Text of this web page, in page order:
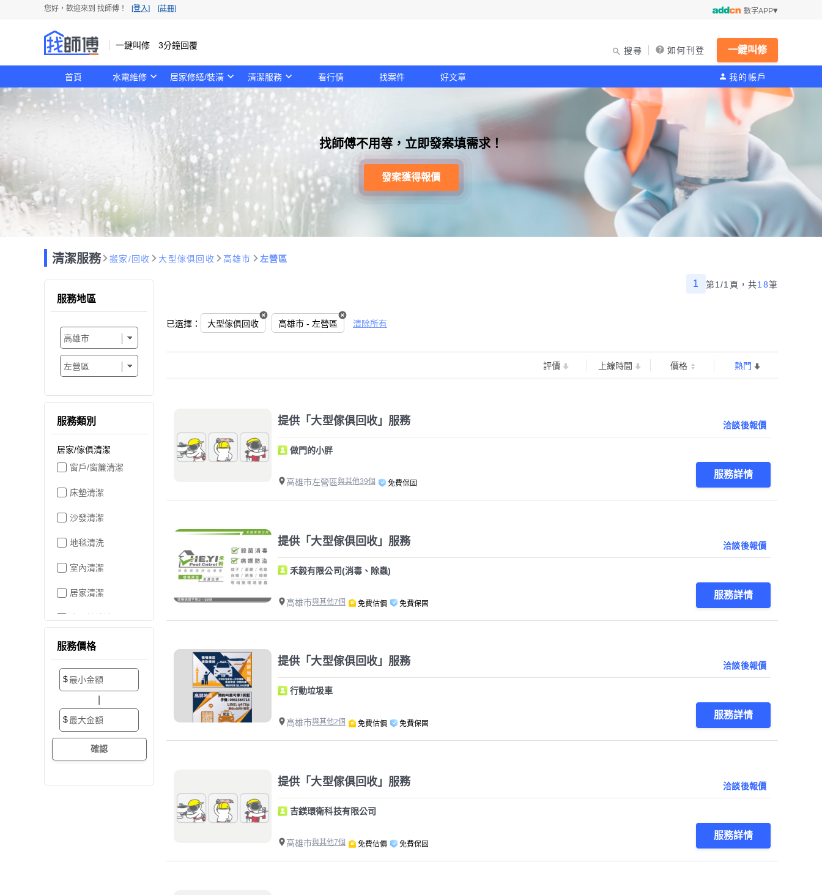
您好，歡迎來到 找師傅！ [登入] [註冊] 數字APP
一鍵叫修 3分鐘回覆
搜尋 如何刊登 一鍵叫修
首頁 水電維修 居家修繕/裝潢 清潔服務 看行情 找案件 好文章 我的帳戶
找師傅不用等，立即發案填需求！
發案獲得報價
清潔服務 搬家/回收 大型傢俱回收 高雄市 左營區
1 第1/1頁， 共18筆
已選擇： 大型傢俱回收 高雄市 - 左營區 清除所有
服務地區
服務類別
居家/傢俱清潔
窗戶/窗簾清潔
床墊清潔
沙發清潔
地毯清洗
室內清潔
居家清潔
空屋打掃
居家收納
搬家/裝潢後清潔
大掃除
辦公室清潔
服務價格
$
$
評價 上線時間 價格 熱門
提供「大型傢俱回收」服務 洽談後報價
做門的小胖
高雄市左營區與其他39個 免費保固
服務詳情
提供「大型傢俱回收」服務 洽談後報價
禾毅有限公司(消毒、除蟲)
高雄市與其他7個 免費估價 免費保固
服務詳情
提供「大型傢俱回收」服務 洽談後報價
行動垃圾車
高雄市與其他2個 免費估價 免費保固
服務詳情
提供「大型傢俱回收」服務 洽談後報價
吉鎂環衛科技有限公司
高雄市與其他7個 免費估價 免費保固
服務詳情